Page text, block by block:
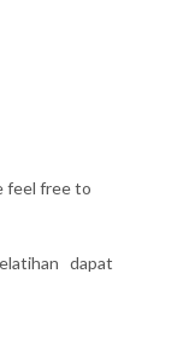
feel free to
dapat